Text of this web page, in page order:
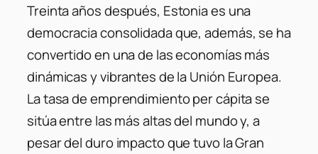
Treinta años después, Estonia es una
democracia consolidada que, además, se ha
convertido en una de las economías más
dinámicas y vibrantes de la Unión Europea.
La tasa de emprendimiento per cápita se
sitúa entre las más altas del mundo y, a
pesar del duro impacto que tuvo la Gran